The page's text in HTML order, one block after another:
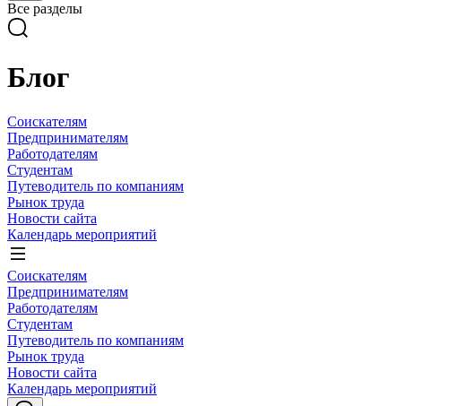
Все разделы
Блог
Соискателям
Предпринимателям
Работодателям
Студентам
Путеводитель по компаниям
Рынок труда
Новости сайта
Календарь мероприятий
Соискателям
Предпринимателям
Работодателям
Студентам
Путеводитель по компаниям
Рынок труда
Новости сайта
Календарь мероприятий